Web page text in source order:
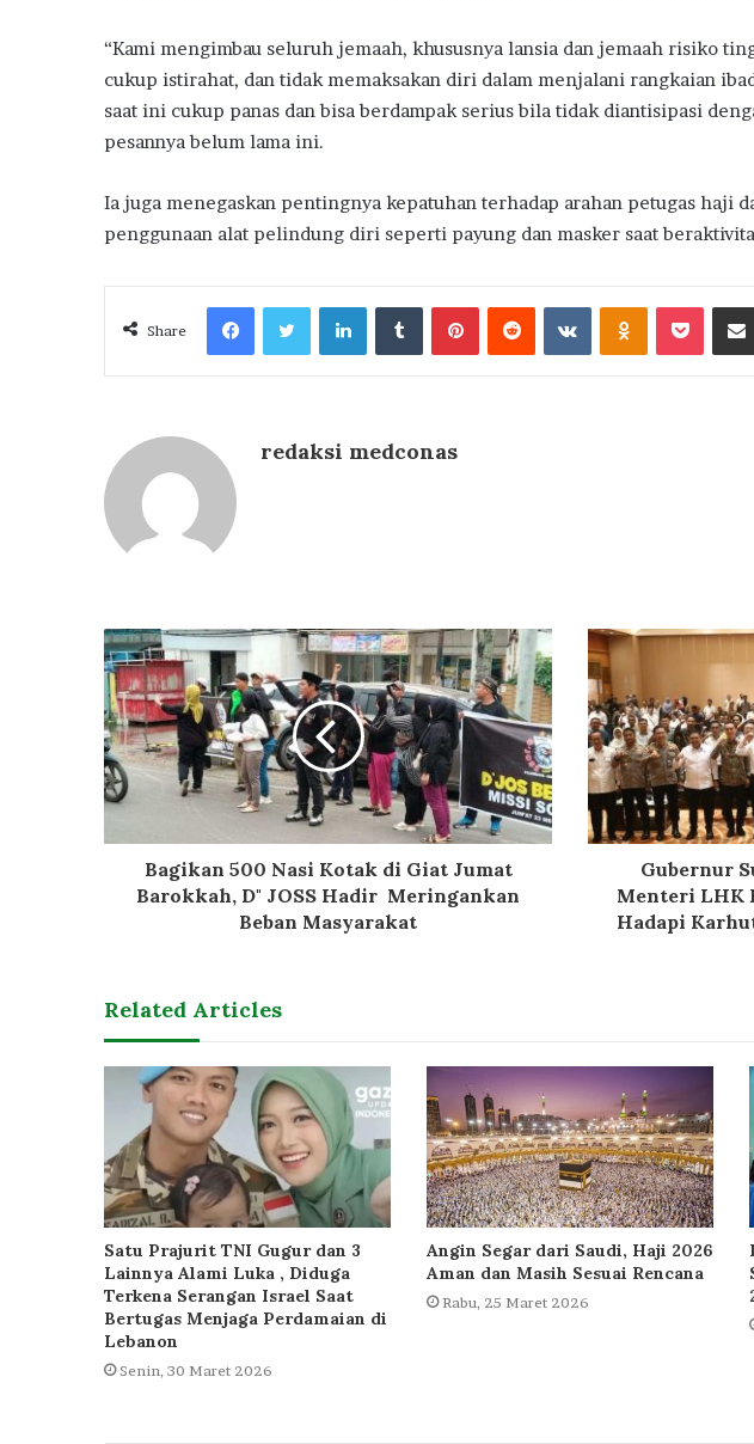
“Kami mengimbau seluruh jemaah, khususnya lansia dan jemaah risiko
cukup istirahat, dan tidak memaksakan diri dalam menjalani rangkaian
saat ini cukup panas dan bisa berdampak serius bila tidak diantisipasi
pesannya belum lama ini.
Ia juga menegaskan pentingnya kepatuhan terhadap arahan petugas haji
penggunaan alat pelindung diri seperti payung dan masker saat
Share
FacebookTwitterLinkedInTumblrPinterestReddit VKontakteOdnoklassniki
Pocket
redaksi medconas
Bagikan 500 Nasi Kotak di Giat Jumat
Barokkah, D" JOSS Hadir Meringankan
Beban Masyarakat
Gubernur
Menteri LHK
Hadapi
Related Articles
Satu Prajurit TNI Gugur dan 3
Lainnya Alami Luka , Diduga
Terkena Serangan Israel Saat
Bertugas Menjaga Perdamaian di
Lebanon
Senin, 30 Maret 2026
Angin Segar dari Saudi, Haji 2026
Aman dan Masih Sesuai Rencana
Rabu, 25 Maret 2026